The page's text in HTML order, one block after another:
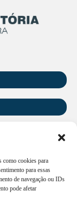
como cookies para
para essas
de navegação ou IDs
pode afetar
da Vitória -